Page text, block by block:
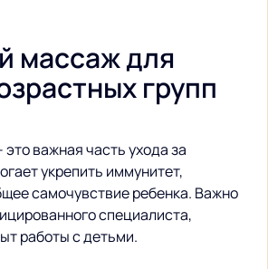
массаж для
групп
важная часть ухода за
укрепить иммунитет,
самочувствие ребенка. Важно
специалиста,
работы с детьми.